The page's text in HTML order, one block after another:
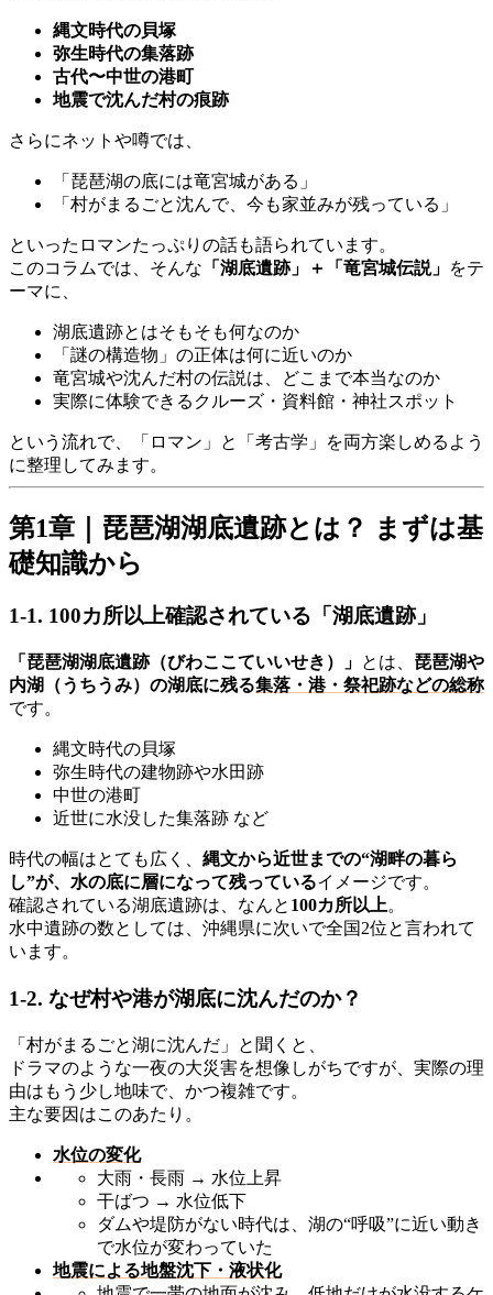
縄文時代の貝塚
弥生時代の集落跡
古代〜中世の港町
地震で沈んだ村の痕跡
さらにネットや噂では、
「琵琶湖の底には竜宮城がある」
「村がまるごと沈んで、今も家並みが残っている」
といったロマンたっぷりの話も語られています。
このコラムでは、そんな 「湖底遺跡」＋「竜宮城伝説」 をテ
ーマに、
湖底遺跡とはそもそも何なのか
「謎の構造物」の正体は何に近いのか
竜宮城や沈んだ村の伝説は、どこまで本当なのか
実際に体験できるクルーズ・資料館・神社スポット
という流れで、「ロマン」と「考古学」を両方楽しめるよう
に整理してみます。
第1章｜琵琶湖湖底遺跡とは？ まずは基
礎知識から
1-1. 100カ所以上確認されている「湖底遺跡」
「琵琶湖湖底遺跡（びわここていいせき）」 とは、 琵琶湖や
内湖（うちうみ）の湖底に残る集落・港・祭祀跡などの総称
です。
縄文時代の貝塚
弥生時代の建物跡や水田跡
中世の港町
近世に水没した集落跡 など
時代の幅はとても広く、 縄文から近世までの“湖畔の暮ら
し”が、水の底に層になって残っているイメージです。
確認されている湖底遺跡は、なんと 100カ所以上。
水中遺跡の数としては、沖縄県に次いで全国2位と言われて
います。
1-2. なぜ村や港が湖底に沈んだのか？
「村がまるごと湖に沈んだ」と聞くと、
ドラマのような一夜の大災害を想像しがちですが、実際の理
由はもう少し地味で、かつ複雑です。
主な要因はこのあたり。
水位の変化
大雨・長雨 → 水位上昇
干ばつ → 水位低下
ダムや堤防がない時代は、湖の“呼吸”に近い動き
で水位が変わっていた
地震による地盤沈下・液状化